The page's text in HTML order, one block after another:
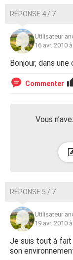
RÉPONSE 4 / 7
Utilisateur
16 avr. 2010
Bonjour, dans
Commenter
Vous
RÉPONSE 5 / 7
Utilisateur
19 avr. 2010
Je suis tout à fait
son